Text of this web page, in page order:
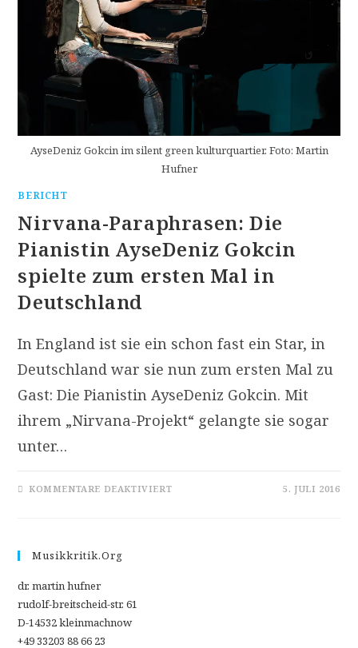
AyseDeniz Gokcin im silent green kulturquartier. Foto: Martin
Hufner
BERICHT
Nirvana-Paraphrasen: Die
Pianistin AyseDeniz Gokcin
spielte zum ersten Mal in
Deutschland
In England ist sie ein schon fast ein Star, in
Deutschland war sie nun zum ersten Mal zu
Gast: Die Pianistin AyseDeniz Gokcin. Mit
ihrem „Nirvana-Projekt“ gelangte sie sogar
unter…
KOMMENTARE DEAKTIVIERTFÜR 5. JULI 2016
Musikkritik.org
dr. martin hufner
rudolf-breitscheid-str. 61
D-14532 kleinmachnow
+49 33203 88 66 23